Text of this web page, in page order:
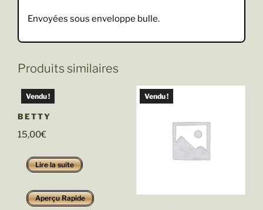
Envoyées sous enveloppe bulle.
Produits similaires
Vendu !
BETTY
15,00€
Lire la suite
Aperçu Rapide
Vendu !